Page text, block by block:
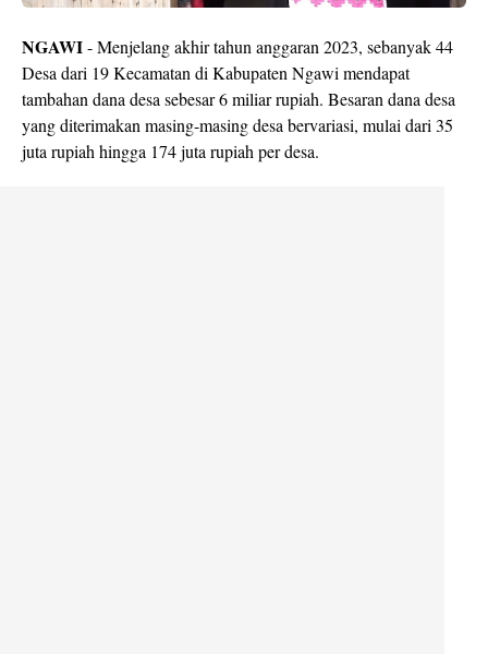
NGAWI- Menjelang akhir tahun anggaran 2023, sebanyak 44
Desa dari 19 Kecamatan di Kabupaten Ngawi mendapat
tambahan dana desa sebesar 6 miliar rupiah. Besaran dana desa
yang diterimakan masing-masing desa bervariasi, mulai dari 35
juta rupiah hingga 174 juta rupiah per desa.